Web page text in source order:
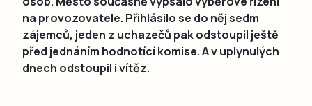
na provozovatele. Přihlásilo se do něj sedm
zájemců, jeden z uchazečů pak odstoupil ještě
před jednáním hodnotící komise. A v uplynulých
dnech odstoupil i vítěz.